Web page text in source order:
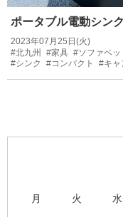
ポータブル電動シン
2023年07月25日(火)
#北九州
#家具 #ソファベッ
#シンク
#コンパクト #キャ
月 火 水